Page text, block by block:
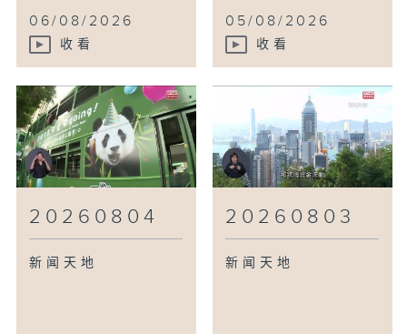
06/08/2026
收看
05/08/2026
收看
20260804
新闻天地
20260803
新闻天地